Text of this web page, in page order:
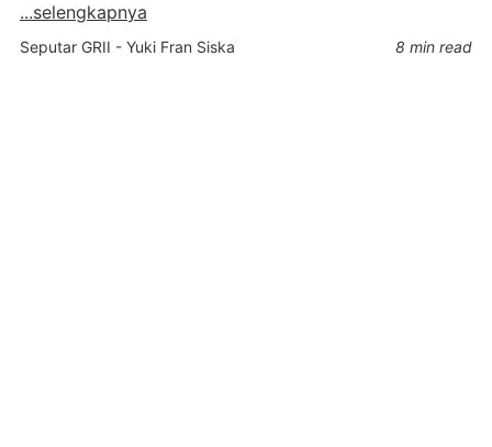
...selengkapnya
Seputar GRII - Yuki Fran Siska 8 min read